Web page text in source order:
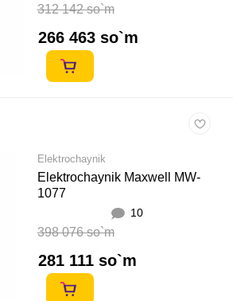
312 142 so`m
266 463 so`m
Elektrochaynik
Elektrochaynik Maxwell MW-
1077
10
398 076 so`m
281 111 so`m